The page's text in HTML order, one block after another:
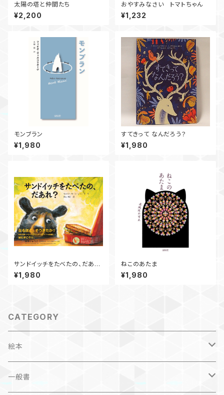
太陽の塔と仲間たち
¥2,200
おやすみなさい トマトちゃん
¥1,232
モンブラン
¥1,980
すてきって なんだろう？
¥1,980
サンドイッチをたべたの、だあ
れ？
¥1,980
ねこのあたま
¥1,980
CATEGORY
絵本
子ども
一般書